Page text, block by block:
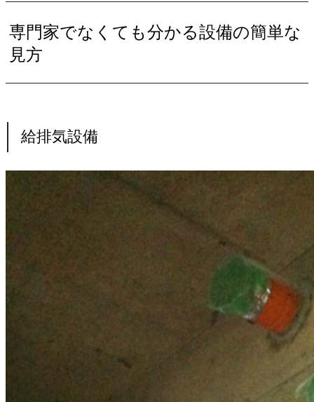
専門家でなくても分かる設備の簡単な
見方
給排気設備